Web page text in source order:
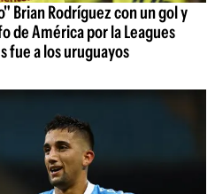
Brian Rodríguez con un gol y
de América por la Leagues
fue a los uruguayos